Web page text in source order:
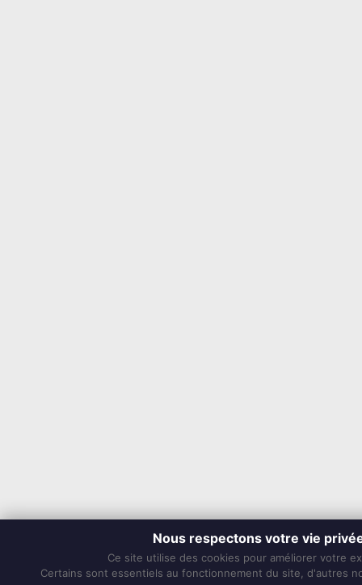
Nous respectons votre vie
Ce site utilise des cookies pour améliorer votre
Certains sont essentiels au fonctionnement du site, d'autres